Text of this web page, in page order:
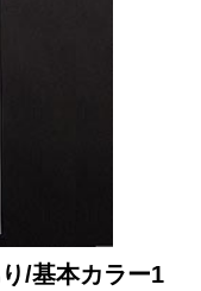
/基本カラー1